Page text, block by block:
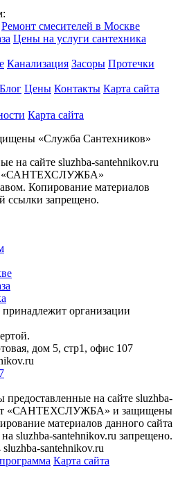
Ремонт смесителей в Москве
Цены на услуги сантехника
Канализация Засоры Протечки
Блог Цены Контакты Карта сайта
Карта сайта
«Служба Сантехников»
на сайте sluzhba-santehnikov.ru
«САНТЕХСЛУЖБА»
Копирование материалов
ссылки запрещено.
организации
дом 5, стр1, офис 107
предоставленные на сайте sluzhba-
«САНТЕХСЛУЖБА» и защищены
материалов данного сайта
sluzhba-santehnikov.ru запрещено.
santehnikov.ru
Карта сайта